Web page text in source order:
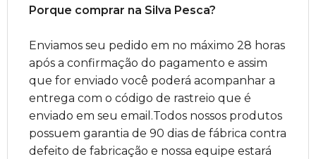
Porque comprar na Silva Pesca?
Enviamos seu pedido em no máximo 28 horas
após a confirmação do pagamento e assim
que for enviado você poderá acompanhar a
entrega com o código de rastreio que é
enviado em seu email.Todos nossos produtos
possuem garantia de 90 dias de fábrica contra
defeito de fabricação e nossa equipe estará